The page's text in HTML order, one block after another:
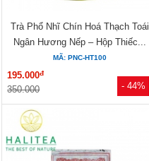
- 44%
Trà Phổ Nhĩ Chín Hoá Thạch Toái
Ngân Hương Nếp – Hộp Thiếc...
MÃ: PNC-HT100
195.000đ
350.000